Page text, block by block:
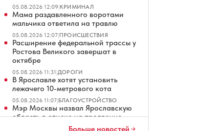
05.08.2026 12:09|КРИМИНАЛ
Мама раздавленного воротами
мальчика ответила на травлю
05.08.2026 12:07|ПРОИСШЕСТВИЯ
Расширение федеральной трассы у
Ростова Великого завершат в
октябре
05.08.2026 11:31|ДОРОГИ
В Ярославле хотят установить
лежачего 10-метрового кота
05.08.2026 11:07|БЛАГОУСТРОЙСТВО
Мэр Москвы назвал Ярославскую
область в списке на продление
наземного метроБольше новостей